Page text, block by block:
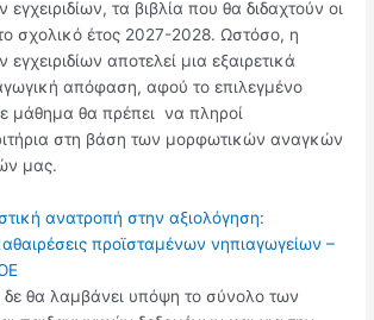
τα βιβλία που θα διδαχτούν οι
σχολικό έτος 2027-2028. Ωστόσο, η
αποτελεί μια εξαιρετικά
απόφαση, αφού το επιλεγμένο
μάθημα θα πρέπει να πληροί
στη βάση των μορφωτικών αναγκών
μας.
ανατροπή στην αξιολόγηση:
προϊσταμένων νηπιαγωγείων –
δε θα λαμβάνει υπόψη το σύνολο των